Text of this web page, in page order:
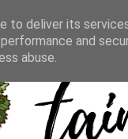
to deliver its
and
abuse.